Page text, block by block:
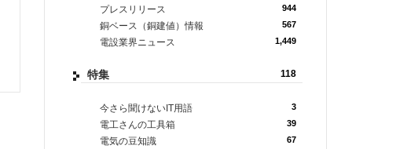
プレスリリース 944
銅ベース（銅建値）情報 567
電設業界ニュース 1,449
特集 118
今さら聞けないIT用語 3
電工さんの工具箱 39
電気の豆知識 67